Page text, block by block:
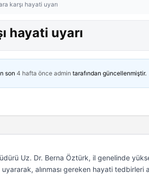
karşı hayati uyarı
hayati uyarı
son 4 hafta önce admin tarafından güncellenmiştir.
Uz. Dr. Berna Öztürk, il genelinde
uyararak, alınması gereken hayati tedbirleri